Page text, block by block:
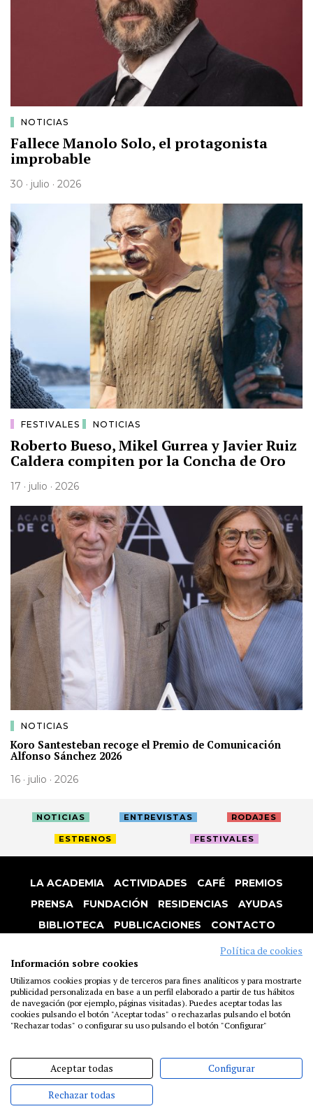
NOTICIAS
Fallece Manolo Solo, el protagonista
improbable
30 · julio · 2026
FESTIVALES NOTICIAS
Roberto Bueso, Mikel Gurrea y Javier Ruiz
Caldera compiten por la Concha de Oro
17 · julio · 2026
NOTICIAS
Koro Santesteban recoge el Premio de Comunicación
Alfonso Sánchez 2026
16 · julio · 2026
NOTICIAS ENTREVISTAS RODAJES
ESTRENOS FESTIVALES
LA ACADEMIA ACTIVIDADES CAFÉ
PREMIOS
PRENSA
FUNDACIÓN RESIDENCIAS
AYUDAS
BIBLIOTECA
PUBLICACIONES
CONTACTO
COOKIES
Política de cookies
Información sobre cookies
Utilizamos cookies propias y de terceros para fines analíticos y para mostrarte
publicidad personalizada en base a un perfil elaborado a partir de tus hábitos
de navegación (por ejemplo, páginas visitadas). Puedes aceptar todas las
cookies pulsando el botón "Aceptar todas" o rechazarlas pulsando el botón
"Rechazar todas" o configurar su uso pulsando el botón "Configurar"
Aceptar todas Configurar
Rechazar todas